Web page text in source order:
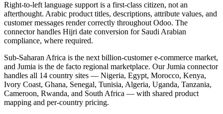
Right-to-left language support is a first-class citizen, not an
afterthought. Arabic product titles, descriptions, attribute values, and
customer messages render correctly throughout Odoo. The
connector handles Hijri date conversion for Saudi Arabian
compliance, where required.
Sub-Saharan Africa is the next billion-customer e-commerce market,
and Jumia is the de facto regional marketplace. Our Jumia connector
handles all 14 country sites — Nigeria, Egypt, Morocco, Kenya,
Ivory Coast, Ghana, Senegal, Tunisia, Algeria, Uganda, Tanzania,
Cameroon, Rwanda, and South Africa — with shared product
mapping and per-country pricing.